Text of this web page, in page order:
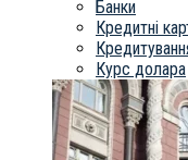
Банки
Кредитні
Курс долара